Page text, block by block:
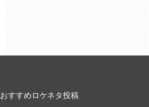
おすすめロケネタ投稿